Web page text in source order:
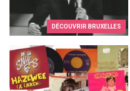
DÉCOUVRIR BRUXELLES
Top 10 des chansons